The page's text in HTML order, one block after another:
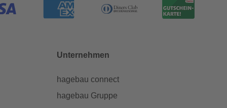
Unternehmen
hagebau connect
hagebau Gruppe